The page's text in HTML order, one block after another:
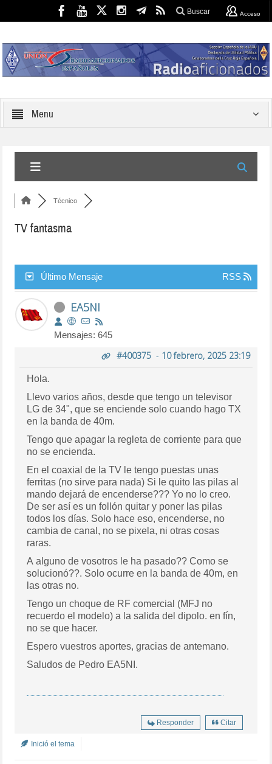
Buscar Acceso
Menu
Técnico
TV fantasma
Último Mensaje RSS
EA5NI
Mensajes: 645
#400375- 10 febrero, 2025 23:19
Hola.
Llevo varios años, desde que tengo un televisor
LG de 34", que se enciende solo cuando hago TX
en la banda de 40m.
Tengo que apagar la regleta de corriente para que
no se encienda.
En el coaxial de la TV le tengo puestas unas
ferritas (no sirve para nada) Si le quito las pilas al
mando dejará de encenderse??? Yo no lo creo.
De ser así es un follón quitar y poner las pilas
todos los días. Solo hace eso, encenderse, no
cambia de canal, no se pixela, ni otras cosas
raras.
A alguno de vosotros le ha pasado?? Como se
solucionó??. Solo ocurre en la banda de 40m, en
las otras no.
Tengo un choque de RF comercial (MFJ no
recuerdo el modelo) a la salida del dipolo. en fín,
no se que hacer.
Espero vuestros aportes, gracias de antemano.
Saludos de Pedro EA5NI.
Responder Citar
Inició el tema